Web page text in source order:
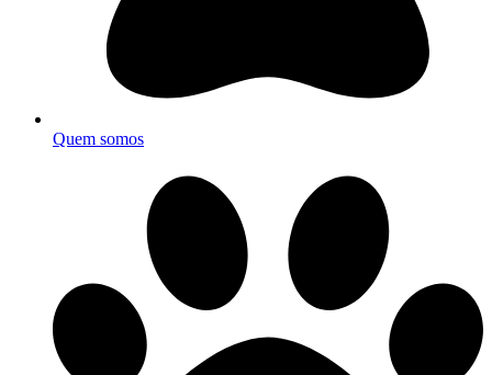
Quem somos